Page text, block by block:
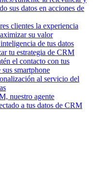
sus datos en acciones de
clientes la experiencia
su valor
de tus datos
tu estrategia de CRM
el contacto con tus
smartphone
al servicio del
nuestro agente
a tus datos de CRM